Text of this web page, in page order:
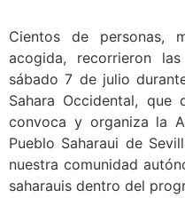
Cientos de personas,
acogida, recorrieron
sábado 7 de julio
Sahara Occidental,
convoca y organiza la
Pueblo Saharaui de
nuestra comunidad
saharauis dentro del